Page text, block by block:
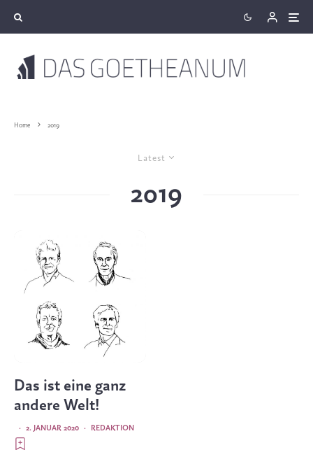
Home 2019
Latest
2019
Das ist eine ganz
andere Welt!
REDAKTION
·
2. JANUAR 2020
·